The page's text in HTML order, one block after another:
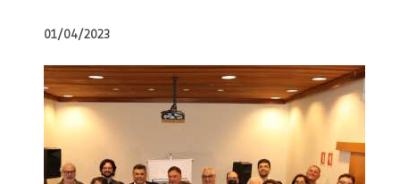
01/04/2023